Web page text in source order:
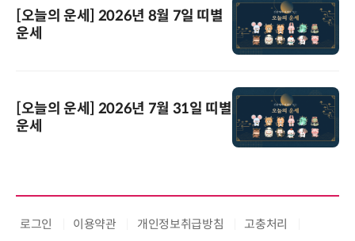
[오늘의 운세] 2026년 8월 7일 띠별
운세
[오늘의 운세] 2026년 7월 31일 띠별
운세
로그인 이용약관 개인정보취급방침
고충처리